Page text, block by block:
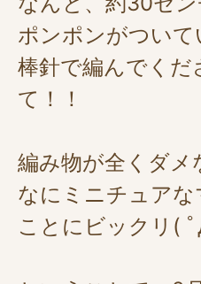
ポンポンがついて
棒針で編んでくだ
て！！
編み物が全くダメ
なにミニチュア
ことにビックリ(